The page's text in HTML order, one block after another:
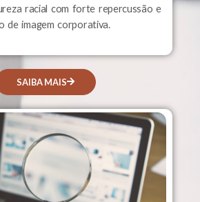
racial com forte repercussão e
de imagem corporativa.
SAIBA MAIS